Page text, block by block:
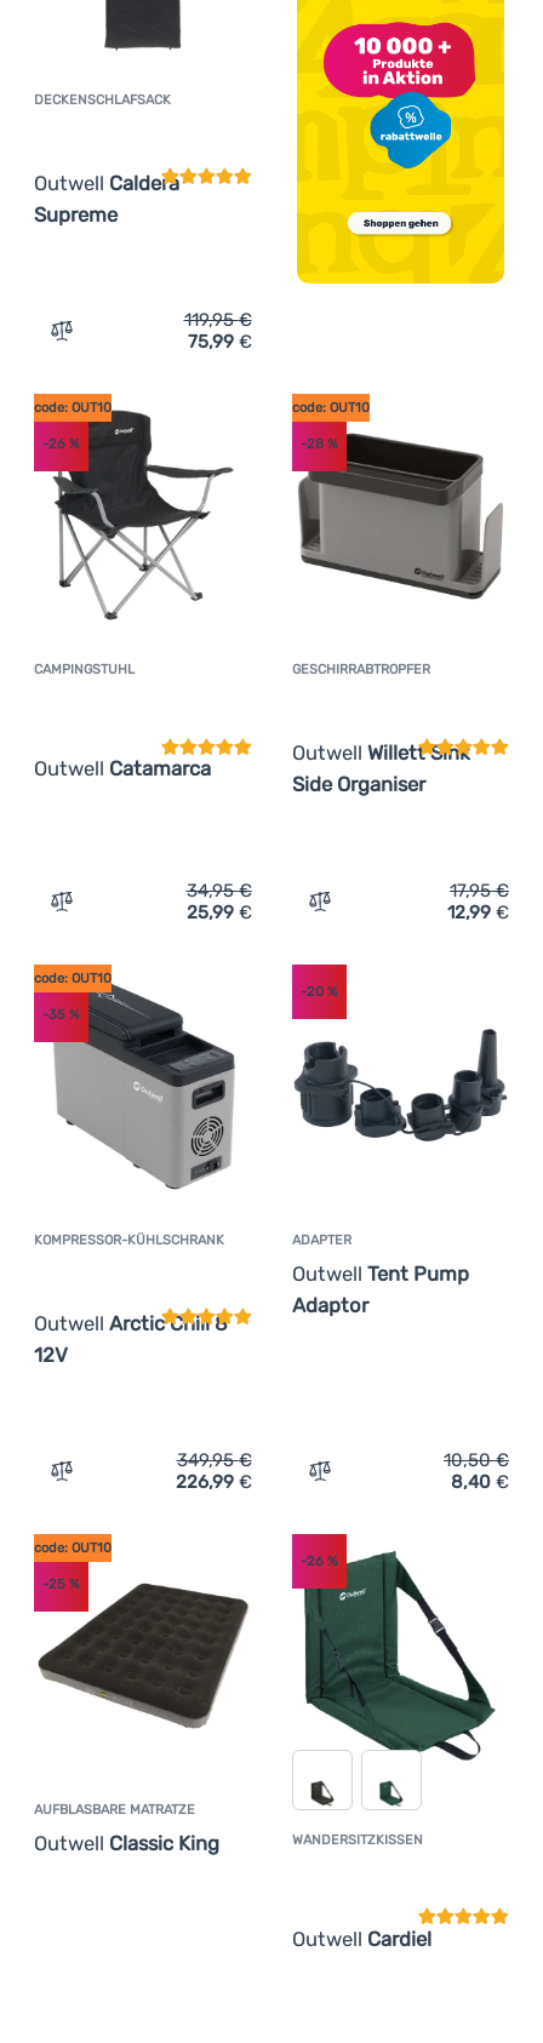
DECKENSCHLAFSACK
Outwell Caldera
Supreme
Kundenbewertung
Zum Vergleich 'Deckenschlafsack Outwell Caldera
119,95€
75,99 €
CAMPINGSTUHL
Outwell Catamarca
Kundenbewertung
code: OUT10
-26 %
Zum Vergleich 'Campingstuhl Outwell Catamarca'
34,95€
25,99 €
GESCHIRRABTROPFER
Outwell Willett Sink
Side Organiser
code: OUT10
-28%
Zum Vergleich
17,95€
12,99 €
KOMPRESSOR-KÜHLSCHRANK
Outwell Arctic Chill 8
12V
Kundenbewertung
code: OUT10
-35 %
Zum Vergleich 'Kompressor-Kühlschrank Outwell Arctic
349,95€
226,99 €
ADAPTER
Outwell Tent Pump
Adaptor
-20%
Zum Vergleich 'Adapter
10,50€
8,40 €
AUFBLASBARE MATRATZE
Outwell Classic King
code: OUT10
-25 %
WANDERSITZKISSEN
Outwell Cardiel
-26%